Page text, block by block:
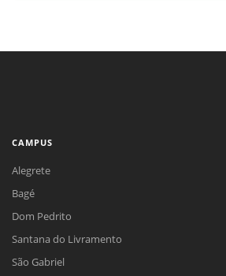
CAMPUS
Alegrete
Bagé
Dom Pedrito
Santana do Livramento
São Gabriel